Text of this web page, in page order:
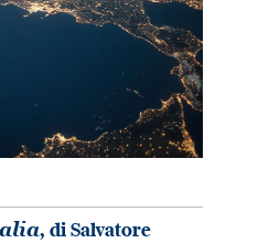
, di Salvatore